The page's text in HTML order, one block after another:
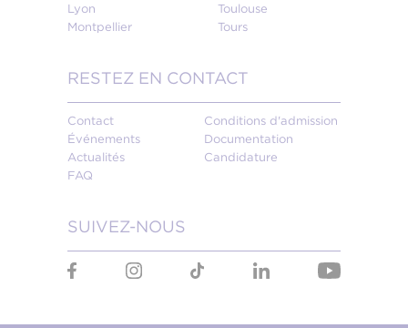
Lyon
Montpellier
Toulouse
Tours
RESTEZ EN CONTACT
Contact
Événements
Actualités
FAQ
Conditions d'admission
Documentation
Candidature
SUIVEZ-NOUS